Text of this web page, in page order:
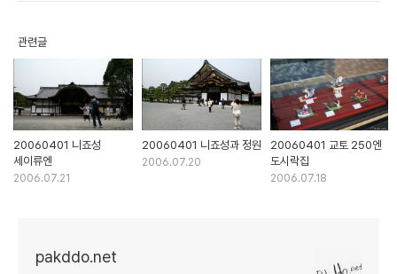
관련글
20060401 니죠성
세이류엔
2006.07.21
20060401 니죠성과 정원
2006.07.20
20060401 교토 250엔
도시락집
2006.07.18
pakddo.net